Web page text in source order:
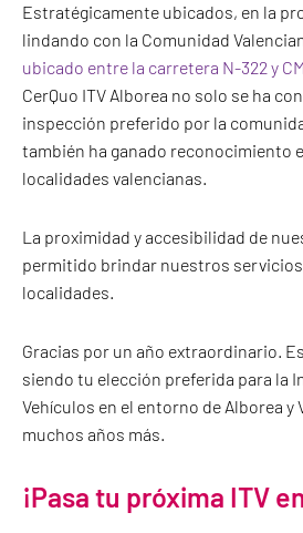
Estratégicamente ubicados, en la
lindando con la Comunidad
ubicado entre la carretera N-322 y
CerQuo ITV Alborea no solo se ha
inspección preferido por la
también ha ganado reconocimiento
localidades valencianas.
La proximidad y accesibilidad de
permitido brindar nuestros
localidades.
Gracias por un año extraordinario.
siendo tu elección preferida para la
Vehículos en el entorno de Alborea y
muchos años más.
¡Pasa tu próxima ITV